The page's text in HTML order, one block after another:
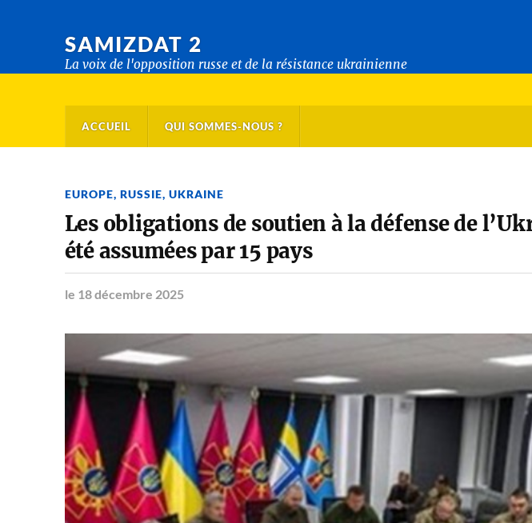
SAMIZDAT 2
La voix de l'opposition russe et de la résistance ukrainienne
ACCUEIL QUI SOMMES-NOUS ?
EUROPE, RUSSIE, UKRAINE
Les obligations de soutien à la défense de
été assumées par 15 pays
le 18 décembre 2025